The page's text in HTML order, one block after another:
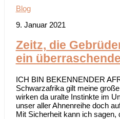
Blog
9. Januar 2021
Zeitz, die
ein
ICH BIN BEKENNENDER
Schwarzafrika gilt meine
wirken da uralte Instinkte im
unser aller Ahnenreihe doch
Mit Sicherheit kann ich sagen,